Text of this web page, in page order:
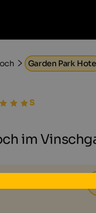
Garden Park
im